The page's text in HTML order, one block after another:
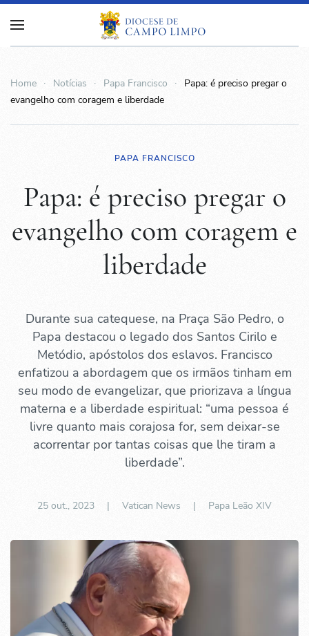
Home Notícias Papa Francisco
Papa: é preciso pregar o
evangelho com coragem e liberdade
PAPA FRANCISCO
Papa: é preciso pregar o
evangelho com coragem e
liberdade
Durante sua catequese, na Praça São Pedro, o
Papa destacou o legado dos Santos Cirilo e
Metódio, apóstolos dos eslavos. Francisco
enfatizou a abordagem que os irmãos tinham em
seu modo de evangelizar, que priorizava a língua
materna e a liberdade espiritual: “uma pessoa é
livre quanto mais corajosa for, sem deixar-se
acorrentar por tantas coisas que lhe tiram a
liberdade”.
25 out., 2023 | Vatican News | Papa Leão XIV